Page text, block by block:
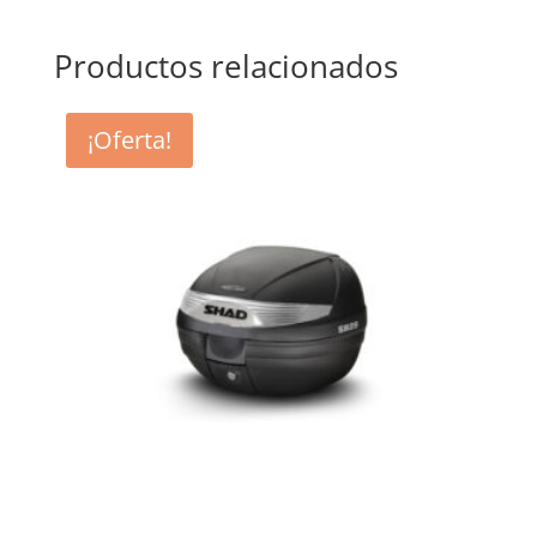
Productos relacionados
¡Oferta!